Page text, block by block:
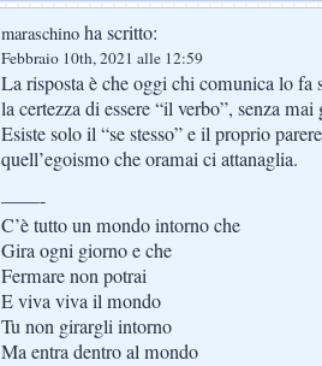
maraschino ha scritto:
Febbraio 10th, 2021 alle 12:59
La risposta è che oggi chi comunica lo fa
la certezza di essere “il verbo”, senza
Esiste solo il “se stesso” e il proprio
quell’egoismo che oramai ci attanaglia.
——-
C’è tutto un mondo intorno che
Gira ogni giorno e che
Fermare non potrai
E viva viva il mondo
Tu non girargli intorno
Ma entra dentro al mondo